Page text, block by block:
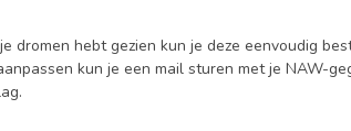
dromen hebt gezien kun je deze eenvoudig
kun je een mail sturen met je NAW-